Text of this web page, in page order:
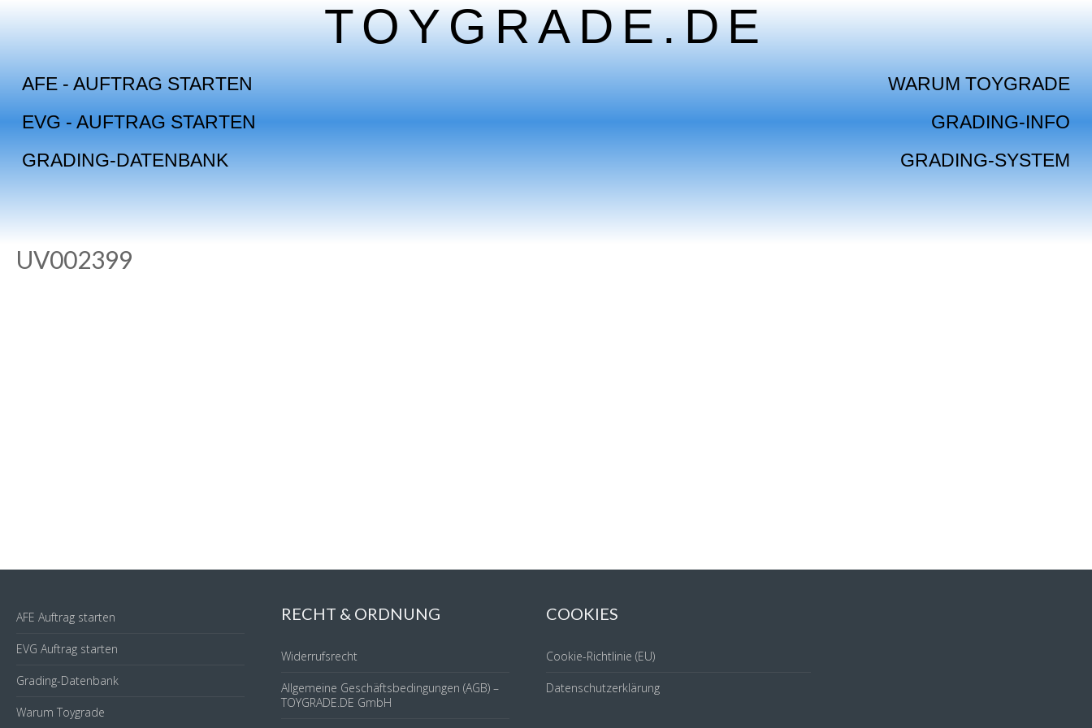
AFE - AUFTRAG STARTEN
EVG - AUFTRAG STARTEN
GRADING-DATENBANK
TOYGRADE.DE
WARUM TOYGRADE
GRADING-INFO
GRADING-SYSTEM
UV002399
AFE Auftrag starten
EVG Auftrag starten
Grading-Datenbank
Warum Toygrade
RECHT & ORDNUNG
Widerrufsrecht
Allgemeine Geschäftsbedingungen (AGB) –
TOYGRADE.DE GmbH
COOKIES
Cookie-Richtlinie (EU)
Datenschutzerklärung